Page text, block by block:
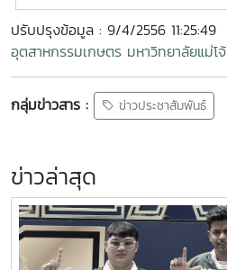
ปรับปรุงข้อมูล : 9/4/2556 11:25:49
อุตสาหกรรมเกษตร มหาวิทยาลัยแม่โจ้
กลุ่มข่าวสาร : ข่าวประชาสัมพันธ์
ข่าวล่าสุด